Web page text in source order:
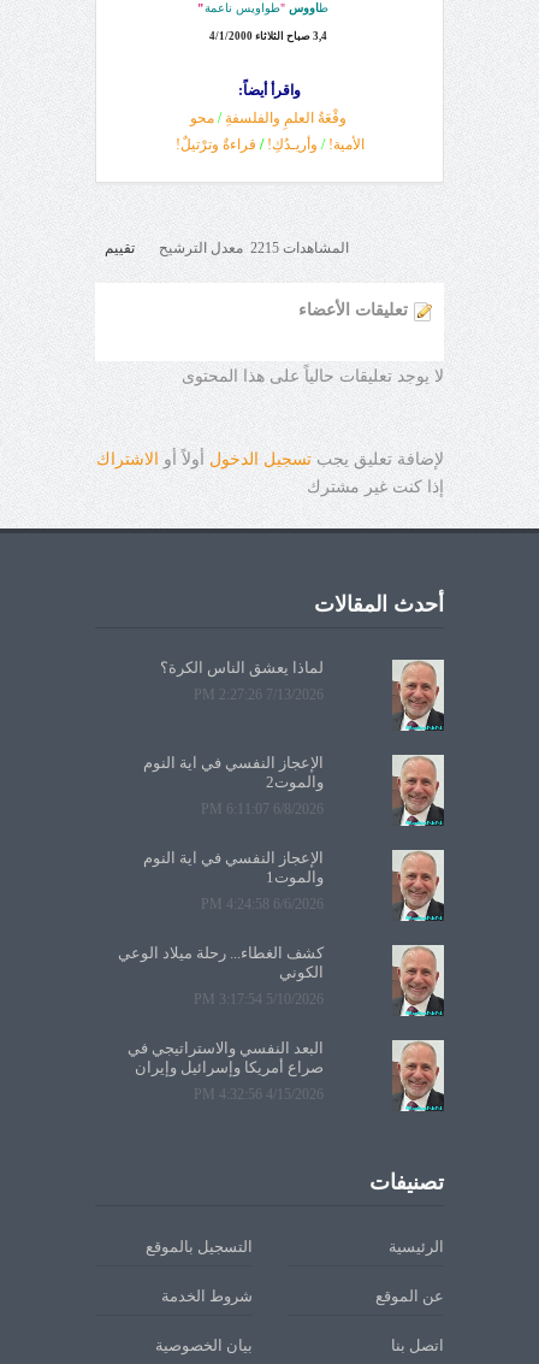
طاووس "طواويس ناعمة"
3,4 صباح الثلاثاء 4/1/2000
واقرأ أيضاً:
وقْعَةُ العلمِ والفلسفةِ /محو
الأمية! / وأريـدُكِ! / قراءةٌ وترْتيلٌ!
المشاهدات 2215 معدل الترشيح تقييم
تعليقات الأعضاء
لا يوجد تعليقات حالياً على هذا المحتوى
لإضافة تعليق يجب تسجيل الدخول أولاً أو الاشتراك
إذا كنت غير مشترك
أحدث المقالات
لماذا يعشق الناس الكرة؟
7/13/2026 2:27:26 PM
الإعجاز النفسي في آية النوم
والموت2
6/8/2026 6:11:07 PM
الإعجاز النفسي في آية النوم
والموت1
6/6/2026 4:24:58 PM
كشف الغطاء... رحلة ميلاد الوعي
الكوني
5/10/2026 3:17:54 PM
البعد النفسي والاستراتيجي في
صراع أمريكا وإسرائيل وإيران
4/15/2026 4:32:56 PM
تصنيفات
الرئيسية التسجيل بالموقع
عن الموقع شروط الخدمة
اتصل بنا بيان الخصوصية